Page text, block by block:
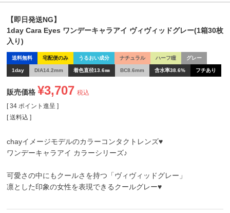
【即日発送NG】
1day Cara Eyes ワンデーキャラアイ ヴィヴィッドグレー(1箱30枚
入り)
送料無料 宅配便のみ うるおい成分 ナチュラル ハーフ瞳 グレー
1day DIA14.2mm 着色直径13.6㎜ BC8.6mm 含水率38.6% フチあり
販売価格 ¥3,707 税込
[ 34 ポイント進呈 ]
送料込
chayイメージモデルのカラーコンタクトレンズ♥
ワンデーキャラアイ カラーシリーズ♪
可愛さの中にもクールさを持つ「ヴィヴィッドグレー」
凛とした印象の女性を表現できるクールグレー♥